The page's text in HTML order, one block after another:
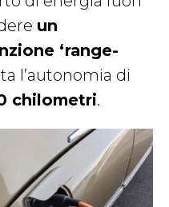
un
‘range-
l’autonomia di
chilometri.